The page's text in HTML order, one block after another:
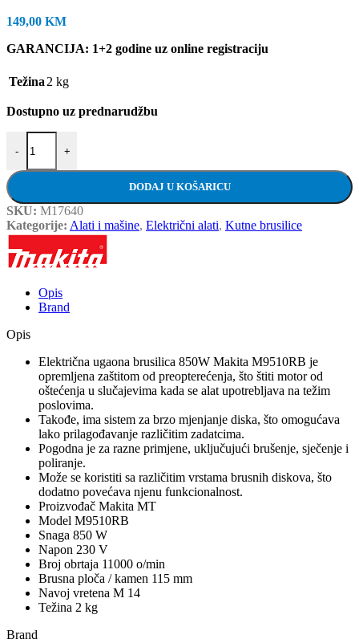
149,00 KM
GARANCIJA: 1+2 godine uz online registraciju
Težina 2 kg
Dostupno uz prednarudžbu
-
MAKITA električna kutna brusilica 115 mm, 850W, M9510RB
+
DODAJ U KOŠARICU
SKU: M17640
Kategorije: Alati i mašine, Električni alati, Kutne brusilice
Opis
Brand
Opis
Električna ugaona brusilica 850W Makita M9510RB je
opremljena zaštitom od preopterećenja, što štiti motor od
oštećenja u slučajevima kada se alat upotrebljava na težim
poslovima.
Takođe, ima sistem za brzo mjenjanje diska, što omogućava
lako prilagođavanje različitim zadatcima.
Pogodna je za razne primjene, uključujući brušenje, sječenje i
poliranje.
Može se koristiti sa različitim vrstama brusnih diskova, što
dodatno povećava njenu funkcionalnost.
Proizvođač Makita MT
Model M9510RB
Snaga 850 W
Napon 230 V
Broj obrtaja 11000 o/min
Brusna ploča / kamen 115 mm
Navoj vretena M 14
Težina 2 kg
Brand